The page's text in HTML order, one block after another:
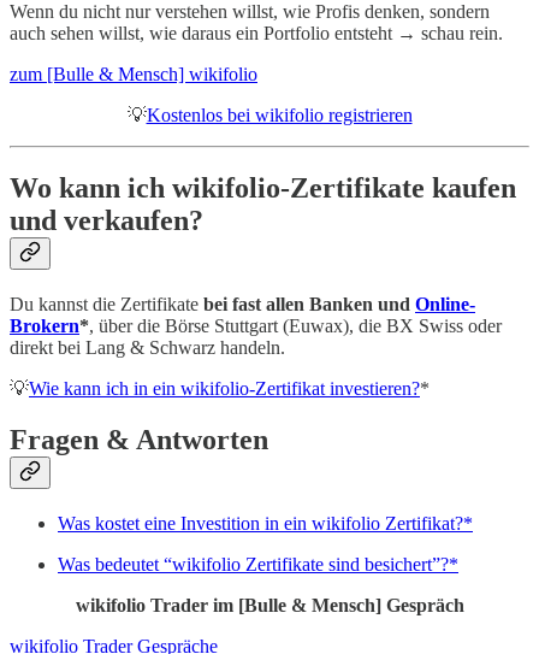
Wenn du nicht nur verstehen willst, wie Profis denken, sondern
auch sehen willst, wie daraus ein Portfolio entsteht → schau rein.
zum [Bulle & Mensch] wikifolio
💡Kostenlos bei wikifolio registrieren
Wo kann ich wikifolio-Zertifikate kaufen
und verkaufen?
Du kannst die Zertifikate bei fast allen Banken und Online-
Brokern*, über die Börse Stuttgart (Euwax), die BX Swiss oder
direkt bei Lang & Schwarz handeln.
💡Wie kann ich in ein wikifolio-Zertifikat investieren?*
Fragen & Antworten
Was kostet eine Investition in ein wikifolio Zertifikat?*
Was bedeutet “wikifolio Zertifikate sind besichert”?*
wikifolio Trader im [Bulle & Mensch] Gespräch
wikifolio Trader Gespräche